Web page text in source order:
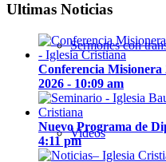
Sermones con
Videos
Ultimas Noticias
Conferencia Misionera
2026 - 10:09 am
Nuevo Programa de
4:11 pm